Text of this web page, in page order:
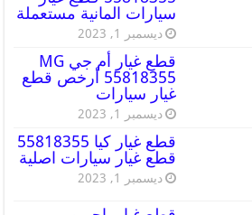
سيارات المانية مستعملة
ديسمبر 1, 2023
قطع غيار أم جي MG
55818355 أرخص قطع
غيار سيارات
ديسمبر 1, 2023
قطع غيار كيا 55818355
قطع غيار سيارات اصلية
ديسمبر 1, 2023